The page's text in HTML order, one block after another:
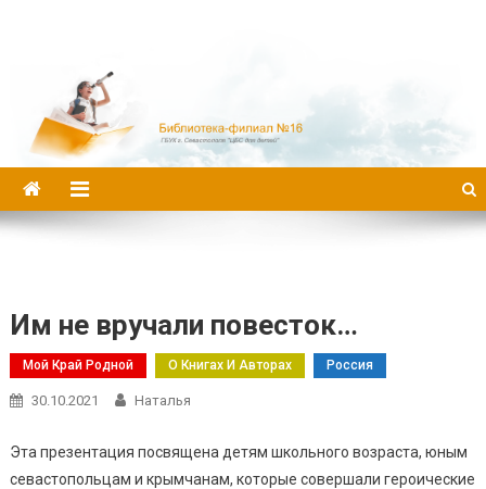
Им не вручали повесток…
Мой Край Родной О Книгах И Авторах Россия
30.10.2021 Наталья
Эта презентация посвящена детям школьного возраста, юным
севастопольцам и крымчанам, которые совершали героические